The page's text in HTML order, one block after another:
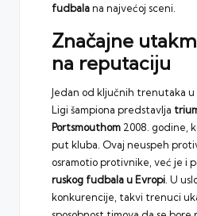
fudbalana najvećoj sceni.
Značajne
na reputaciju
Jedan od ključnih trenutaka u
Ligi šampiona predstavlja
Portsmouthom 2008. godine,
put kluba. Ovaj neuspeh
osramotio protivnike, već je i
ruskog fudbala u Evropi . U
konkurencije, takvi trenuci